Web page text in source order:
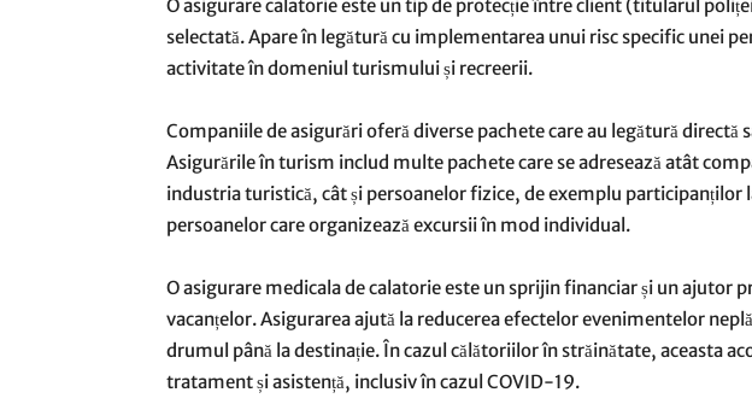
Oasigurare calatorieeste un tip de protecție între client (titularul
selectată. Apare în legătură cu implementarea unui risc specific unei
activitate în domeniul turismului și recreerii.
Companiile de asigurări oferă diverse pachete care au legătură directă
Asigurările în turism includ multe pachete care se adresează atât
industria turistică, cât și persoanelor fizice, de exemplu participanților
persoanelor care organizează excursii în mod individual.
Oasigurare medicala de calatorieeste un sprijin financiar și un ajutor
vacanțelor. Asigurarea ajută la reducerea efectelor evenimentelor
drumul până la destinație. În cazul călătoriilor în străinătate, aceasta
tratament și asistență, inclusiv în cazul COVID-19.